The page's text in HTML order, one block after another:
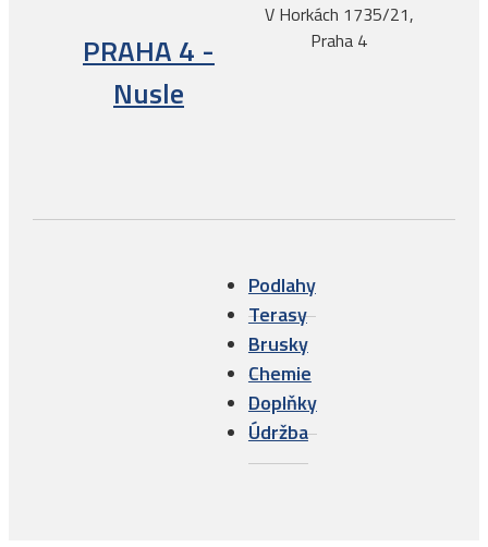
PRAHA 4 -
Nusle
V Horkách 1735/21,
Praha 4
Podlahy
Terasy
Brusky
Chemie
Doplňky
Údržba